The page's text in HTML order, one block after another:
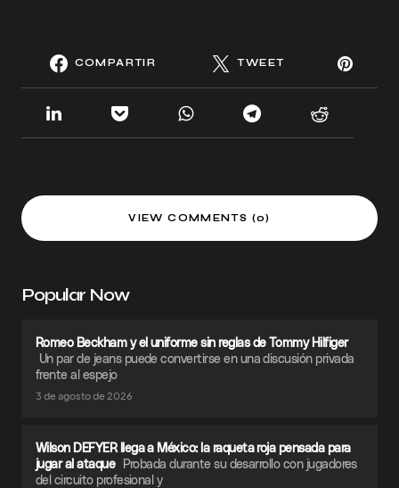
COMPARTIR TWEET
VIEW COMMENTS (0)
Popular Now
Romeo Beckham y el uniforme sin reglas de Tommy Hilfiger
Un par de jeans puede convertirse en una discusión privada
frente al espejo
3 de agosto de 2026
Wilson DEFYER llega a México: la raqueta roja pensada para
jugar al ataque Probada durante su desarrollo con jugadores
del circuito profesional y